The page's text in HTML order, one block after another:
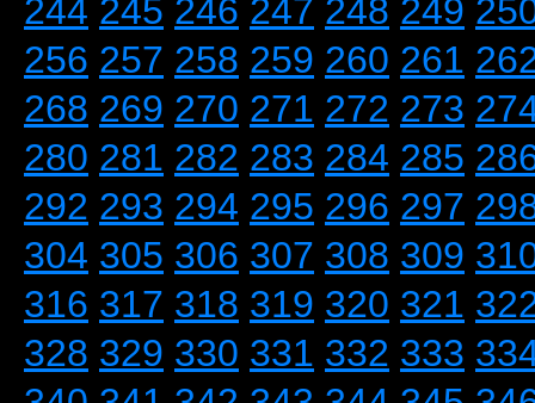
244 245 246 247 248 249
256 257 258 259 260 261
268 269 270 271 272 273
280 281 282 283 284 285
292 293 294 295 296 297
304 305 306 307 308 309
316 317 318 319 320 321
328 329 330 331 332 333